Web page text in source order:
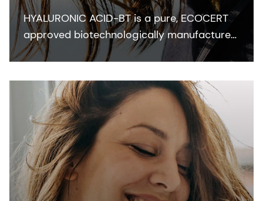
HYALURONIC ACID-BT is a pure, ECOCERT
approved biotechnologically manufactured
skin bioactive that perfectly moisturizes
elasticity and freshness.